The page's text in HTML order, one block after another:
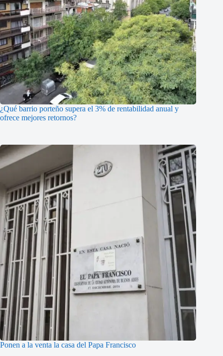
¿Qué barrio porteño supera el 3% de rentabilidad anual y
ofrece mejores retornos?
Ponen a la venta la casa del Papa Francisco